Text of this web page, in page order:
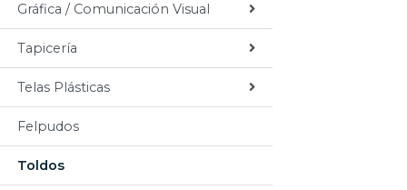
Gráfica / Comunicación Visual
Tapicería
Telas Plásticas
Felpudos
Toldos